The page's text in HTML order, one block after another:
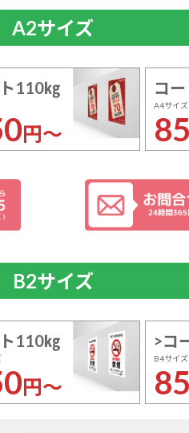
A2サイズ
110㎏
円～
コ
A4サイズ
B2サイズ
110㎏
円～
>コ
B4サイズ